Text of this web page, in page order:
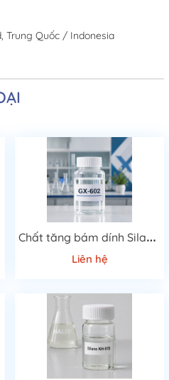
Trung Quốc / Indonesia
C
hất tăng bám dính Silane GX-602
Liên hệ